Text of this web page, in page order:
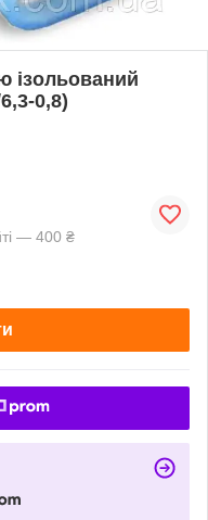
ізольований
0,8)
— 400 ₴